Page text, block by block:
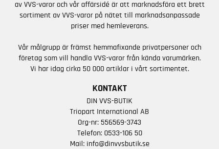
av VVS-varor och vår affärsidé är att marknadsföra ett brett
sortiment av VVS-varor på nätet till marknadsanpassade
priser med hemleverans.
Vår målgrupp är främst hemmafixande privatpersoner och
företag som vill handla VVS-varor från kända varumärken.
Vi har idag cirka 50 000 artiklar i vårt sortimentet.
KONTAKT
DIN VVS-BUTIK
Triopart International AB
Org-nr: 556569-3743
Telefon: 0533-106 50
Mail: info@dinvvsbutik.se